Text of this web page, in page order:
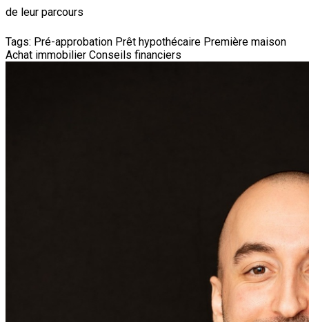
de leur parcours
Tags: Pré-approbation Prêt hypothécaire Première maison
Achat immobilier Conseils financiers